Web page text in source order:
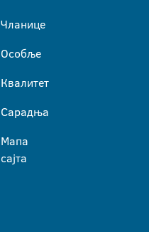
Чланице
Особље
Квалитет
Сарадња
Мапа
сајта